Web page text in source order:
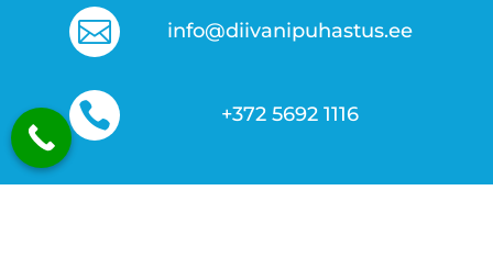
 info@diivanipuhastus.ee
 +372 5692 1116